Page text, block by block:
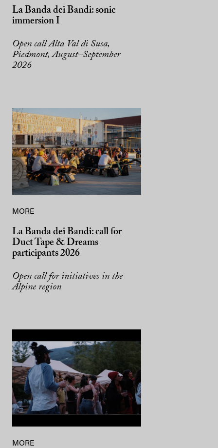
La Banda dei Bandi: sonic
immersion I
Open call Alta Val di Susa,
Piedmont, August–September
2026
MORE
La Banda dei Bandi: call for
Duct Tape & Dreams
participants 2026
Open call for initiatives in the
Alpine region
MORE